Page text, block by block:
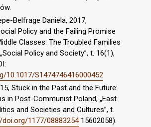
Belfrage Daniela, 2017,
Policy and the Failing Promise
Classes: The Troubled Families
Policy and Society”, t. 16(1),
10.1017/S1474746416000452
Stuck in the Past and the Future:
in Post-Communist Poland, „East
and Societies and Cultures”, t.
1177/0888325415602058).